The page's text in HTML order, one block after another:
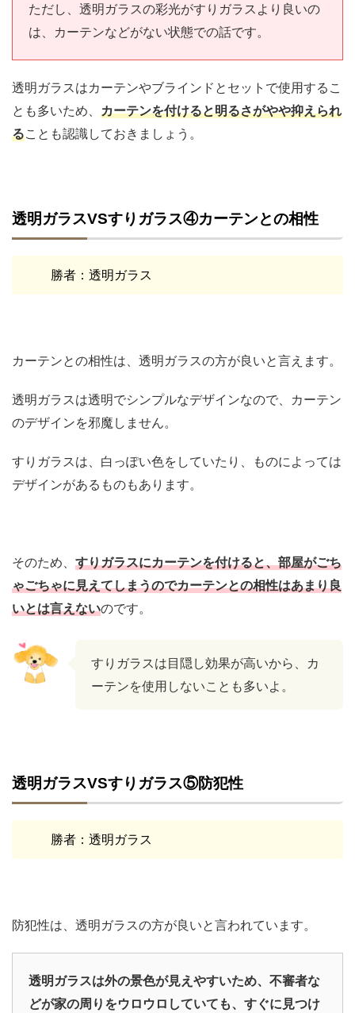
ただし、透明ガラスの彩光がすりガラスより良いの
は、カーテンなどがない状態での話です。
透明ガラスはカーテンやブラインドとセットで使用するこ
とも多いため、 カーテンを付けると明るさがやや抑えられ
ることも認識しておきましょう。
透明ガラスVSすりガラス④カーテンとの相性
勝者：透明ガラス
カーテンとの相性は、透明ガラスの方が良いと言えます。
透明ガラスは透明でシンプルなデザインなので、カーテン
のデザインを邪魔しません。
すりガラスは、白っぽい色をしていたり、ものによっては
デザインがあるものもあります。
そのため、 すりガラスにカーテンを付けると、部屋がごち
ゃごちゃに見えてしまうのでカーテンとの相性はあまり良
いとは言えないのです。
すりガラスは目隠し効果が高いから、カ
ーテンを使用しないことも多いよ。
透明ガラスVSすりガラス⑤防犯性
勝者：透明ガラス
防犯性は、透明ガラスの方が良いと言われています。
透明ガラスは外の景色が見えやすいため、不審者な
どが家の周りをウロウロしていても、すぐに見つけ